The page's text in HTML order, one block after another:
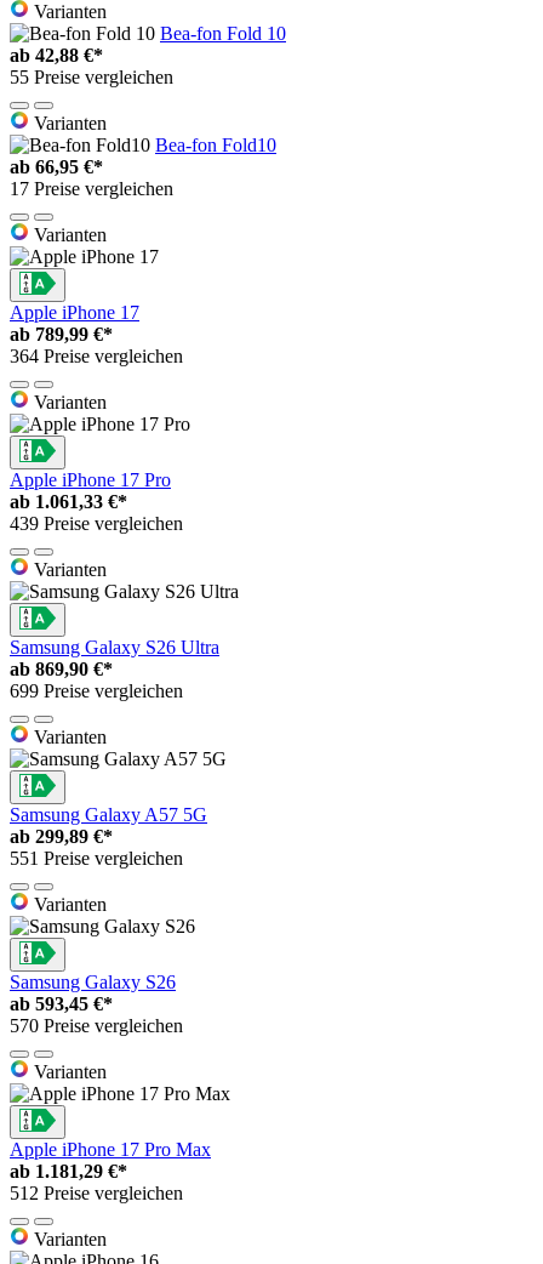
Varianten
Bea-fon Fold 10
ab 42,88 €*
55 Preise vergleichen
Varianten
Bea-fon Fold10
ab 66,95 €*
17 Preise vergleichen
Varianten
Apple iPhone 17
ab 789,99 €*
364 Preise vergleichen
Varianten
Apple iPhone 17 Pro
ab 1.061,33 €*
439 Preise vergleichen
Varianten
Samsung Galaxy S26 Ultra
ab 869,90 €*
699 Preise vergleichen
Varianten
Samsung Galaxy A57 5G
ab 299,89 €*
551 Preise vergleichen
Varianten
Samsung Galaxy S26
ab 593,45 €*
570 Preise vergleichen
Varianten
Apple iPhone 17 Pro Max
ab 1.181,29 €*
512 Preise vergleichen
Varianten